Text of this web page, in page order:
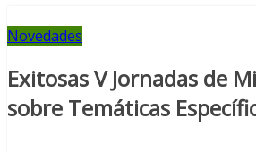
Novedades
Exitosas V Jornadas de
sobre Temáticas